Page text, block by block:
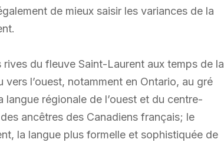
de mieux saisir les variances de la
rives du fleuve Saint-Laurent aux temps de la
l’ouest, notamment en Ontario, au gré
régionale de l’ouest et du centre-
ancêtres des Canadiens français; le
la langue plus formelle et sophistiquée de